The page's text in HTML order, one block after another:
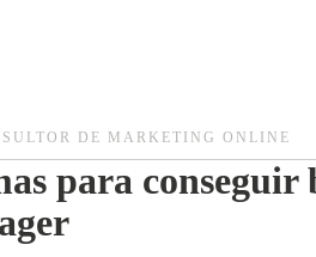
DE MARKETING ONLINE
para conseguir